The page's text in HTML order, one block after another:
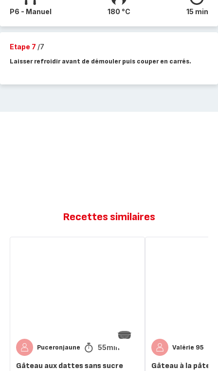
P6 - Manuel 180 °C 15 min
Etape 7 /7
Laisser refroidir avant de démouler puis couper en carrés.
Recettes similaires
Puceronjaune 55min
Gâteau aux dattes sans sucre
Valérie 95
Gâteau à la pâte